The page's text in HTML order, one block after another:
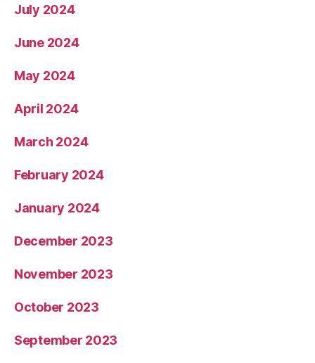
July 2024
June 2024
May 2024
April 2024
March 2024
February 2024
January 2024
December 2023
November 2023
October 2023
September 2023